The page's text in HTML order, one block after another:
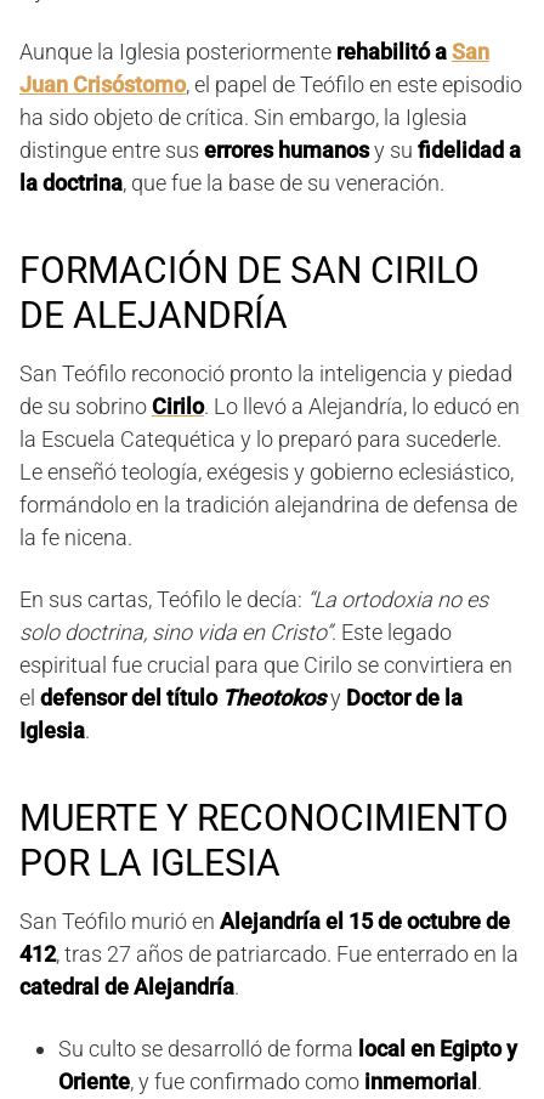
Aunque la Iglesia posteriormente rehabilitó aSan
Juan Crisóstomo, el papel de Teófilo en este episodio
ha sido objeto de crítica. Sin embargo, la Iglesia
distingue entre sus errores humanosy su fidelidad a
la doctrina, que fue la base de su veneración.
FORMACIÓN DE SAN CIRILO
DE ALEJANDRÍA
San Teófilo reconoció pronto la inteligencia y piedad
de su sobrinoCirilo. Lo llevó a Alejandría, lo educó en
la Escuela Catequética y lo preparó para sucederle.
Le enseñó teología, exégesis y gobierno eclesiástico,
formándolo en la tradición alejandrina de defensa de
la fe nicena.
En sus cartas, Teófilo le decía: “La ortodoxia no es
solo doctrina, sino vida en Cristo”. Este legado
espiritual fue crucial para que Cirilo se convirtiera en
el defensor del título Theotokosy Doctor de la
Iglesia.
MUERTE Y RECONOCIMIENTO
POR LA IGLESIA
San Teófilo murió en Alejandría el 15 de octubre de
412, tras 27 años de patriarcado. Fue enterrado en la
catedral de Alejandría.
Su culto se desarrolló de forma local en Egipto y
Oriente, y fue confirmado como inmemorial.